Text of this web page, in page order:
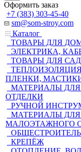
Оформить заказ
+7 (383) 303-45-40
sm@som-stroy.com
Каталог
ТОВАРЫ ДЛЯ
ЭЛЕКТРИКА,
ТОВАРЫ ДЛЯ
ПЛЕНКИ,
МАТЕРИАЛЫ
ОТДЕЛКИ
РУЧНОЙ
МАТЕРИАЛЫ
МАЛОЭТАЖНОГО
КРЕПЁЖ